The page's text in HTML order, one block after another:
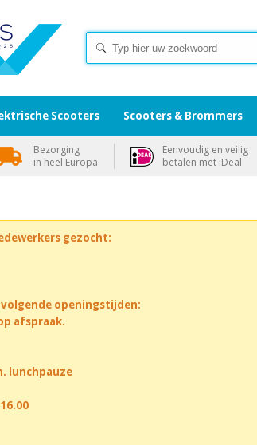
gezocht:
openingstijden:
afspraak.
lunchpauze
Scooters Scooters & Brommers
Bezorging
in heel Europa
Eenvoudig en veilig
betalen met iDeal